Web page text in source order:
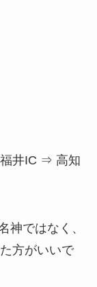
井IC ⇒ 高知
神ではなく、
方がいいで